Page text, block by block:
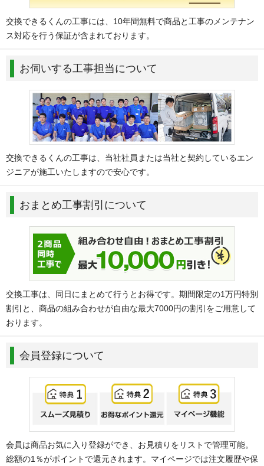
交換できるくんの工事には、10年間無料で商品と工事のメンテナン
ス対応を行う保証が含まれております。
お伺いする工事担当について
交換できるくんの工事は、当社社員または当社と契約しているエン
ジニアが施工いたしますので安心です。
おまとめ工事割引について
交換工事は、同日にまとめて行うとお得です。期間限定の1万円特別
割引と、商品の組み合わせが自由な最大7000円の割引をご用意して
おります。
会員登録について
会員は商品お気に入り登録ができ、お見積りをリストで管理可能。
総額の1％がポイントで還元されます。マイページでは注文履歴や保